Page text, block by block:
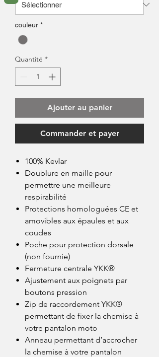
couleur *
Quantité *
Ajouter au panier
Commander et payer
100% Kevlar
Doublure en maille pour
permettre une meilleure
respirabilité
Protections homologuées CE et
amovibles aux épaules et aux
coudes
Poche pour protection dorsale
(non fournie)
Fermeture centrale YKK®
Ajustement aux poignets par
boutons pression
Zip de raccordement YKK®
permettant de fixer la chemise à
votre pantalon moto
Anneau permettant d’accrocher
la chemise à votre pantalon